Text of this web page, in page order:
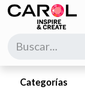
Ir al contenido
Categorías